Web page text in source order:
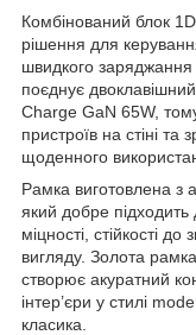
Комбінований блок
рішення для
швидкого заряджання
поєднує
Charge GaN 65W,
пристроїв на стіні та
щоденного
Рамка виготовлена з
який добре підходить
міцності, стійкості
вигляду. Золота
створює акуратний
інтер’єри у стилі
класика.